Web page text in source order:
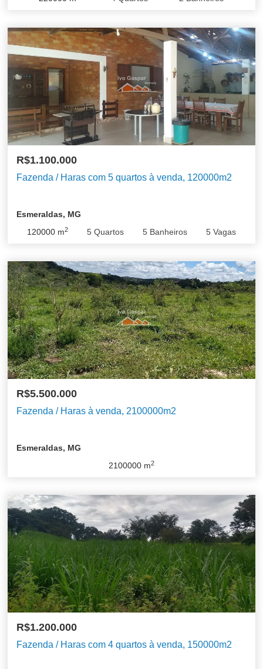
R$1.100.000
Fazenda / Haras com 5 quartos à venda, 120000m2
Esmeraldas, MG
120000m2 5Quartos 5 Banheiros 5 Vagas
R$5.500.000
Fazenda / Haras à venda, 2100000m2
Esmeraldas, MG
2100000m2
R$1.200.000
Fazenda / Haras com 4 quartos à venda, 150000m2